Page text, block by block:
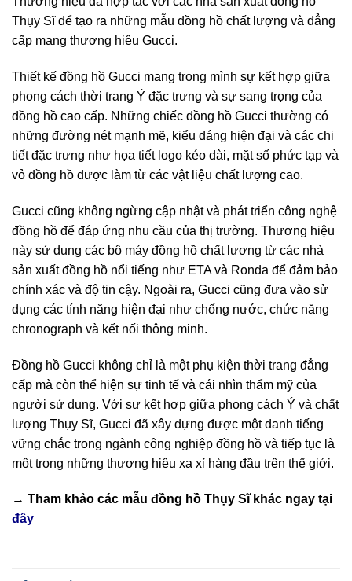
Thụy Sĩ để tạo ra những mẫu đồng hồ chất lượng và đẳng
cấp mang thương hiệu Gucci.
Thiết kế đồng hồ Gucci mang trong mình sự kết hợp giữa
phong cách thời trang Ý đặc trưng và sự sang trọng của
đồng hồ cao cấp. Những chiếc đồng hồ Gucci thường có
những đường nét mạnh mẽ, kiểu dáng hiện đại và các chi
tiết đặc trưng như họa tiết logo kéo dài, mặt số phức tạp và
vỏ đồng hồ được làm từ các vật liệu chất lượng cao.
Gucci cũng không ngừng cập nhật và phát triển công nghệ
đồng hồ để đáp ứng nhu cầu của thị trường. Thương hiệu
này sử dụng các bộ máy đồng hồ chất lượng từ các nhà
sản xuất đồng hồ nổi tiếng như ETA và Ronda để đảm bảo
chính xác và độ tin cậy. Ngoài ra, Gucci cũng đưa vào sử
dụng các tính năng hiện đại như chống nước, chức năng
chronograph và kết nối thông minh.
Đồng hồ Gucci không chỉ là một phụ kiện thời trang đẳng
cấp mà còn thể hiện sự tinh tế và cái nhìn thẩm mỹ của
người sử dụng. Với sự kết hợp giữa phong cách Ý và chất
lượng Thụy Sĩ, Gucci đã xây dựng được một danh tiếng
vững chắc trong ngành công nghiệp đồng hồ và tiếp tục là
một trong những thương hiệu xa xỉ hàng đầu trên thế giới.
→ Tham khảo các mẫu đồng hồ Thụy Sĩkhác ngay tại
đây